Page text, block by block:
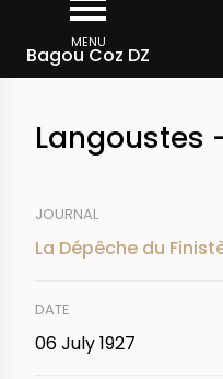
main
MENU
Bagou Coz DZ
Breadcrumb
Langoustes
JOURNAL
La Dépêche du
DATE
06 July 1927